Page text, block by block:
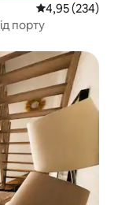
Середня
4,95 (234)
порту